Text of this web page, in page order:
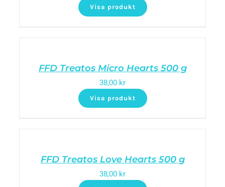
Visa produkt
FFD Treatos Micro Hearts 500 g
38,00 kr
Visa produkt
FFD Treatos Love Hearts 500 g
38,00 kr